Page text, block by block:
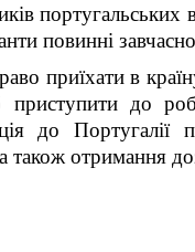
повинні
приїхати в
до
до Португалії
також отримання